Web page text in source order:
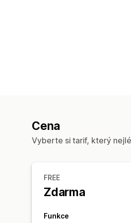
Cena
Vyberte si tarif, který
FREE
Zdarma
Funkce